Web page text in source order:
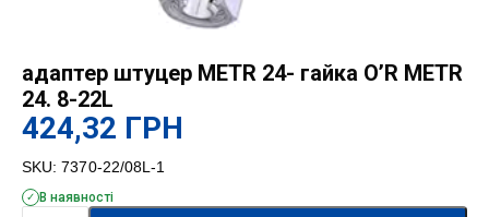
адаптер штуцер METR 24- гайка O’R METR
24. 8-22L
424,32 ГРН
SKU: 7370-22/08L-1
В наявності